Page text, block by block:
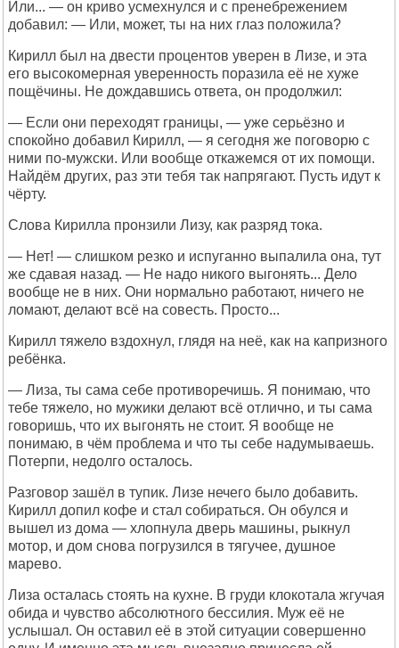
Или... — он криво усмехнулся и с пренебрежением
добавил: — Или, может, ты на них глаз положила?
Кирилл был на двести процентов уверен в Лизе, и эта
его высокомерная уверенность поразила её не хуже
пощёчины. Не дождавшись ответа, он продолжил:
— Если они переходят границы, — уже серьёзно и
спокойно добавил Кирилл, — я сегодня же поговорю с
ними по-мужски. Или вообще откажемся от их помощи.
Найдём других, раз эти тебя так напрягают. Пусть идут к
чёрту.
Слова Кирилла пронзили Лизу, как разряд тока.
— Нет! — слишком резко и испуганно выпалила она, тут
же сдавая назад. — Не надо никого выгонять... Дело
вообще не в них. Они нормально работают, ничего не
ломают, делают всё на совесть. Просто...
Кирилл тяжело вздохнул, глядя на неё, как на капризного
ребёнка.
— Лиза, ты сама себе противоречишь. Я понимаю, что
тебе тяжело, но мужики делают всё отлично, и ты сама
говоришь, что их выгонять не стоит. Я вообще не
понимаю, в чём проблема и что ты себе надумываешь.
Потерпи, недолго осталось.
Разговор зашёл в тупик. Лизе нечего было добавить.
Кирилл допил кофе и стал собираться. Он обулся и
вышел из дома — хлопнула дверь машины, рыкнул
мотор, и дом снова погрузился в тягучее, душное
марево.
Лиза осталась стоять на кухне. В груди клокотала жгучая
обида и чувство абсолютного бессилия. Муж её не
услышал. Он оставил её в этой ситуации совершенно